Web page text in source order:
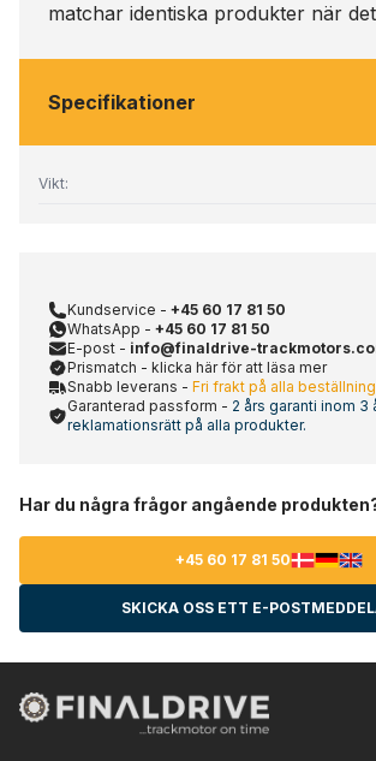
matchar identiska produkter när
Specifikationer
Vikt:
Kundservice - +45 60 17 81 50
WhatsApp - +45 60 17 81 50
E-post - info@finaldrive-
Prismatch - klicka här för att läsa mer
Snabb leverans - Fri frakt på alla
Garanterad passform - 2 års garanti inom 3
reklamationsrätt på alla produkter.
Har du några frågor angående
+45 60 17 81 50
SKICKA OSS ETT E-